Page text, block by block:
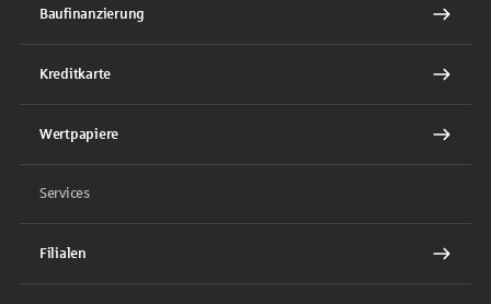
Baufinanzierung
Kreditkarte
Wertpapiere
Services
Filialen